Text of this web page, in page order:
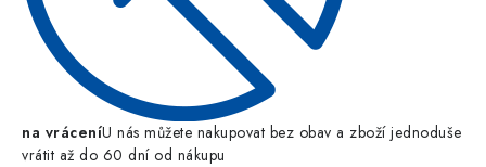
na vráceníU nás můžete nakupovat bez obav a zboží jednoduše
vrátit až do 60 dní od nákupu